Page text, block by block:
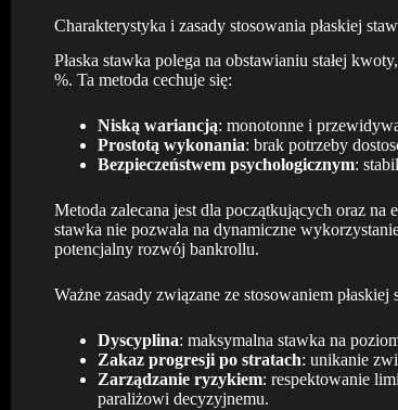
Charakterystyka i zasady stosowania płaskiej
Płaska stawka polega na obstawianiu stałej
%. Ta metoda cechuje się:
Niską wariancją: monotonne i
Prostotą wykonania: brak potrzeby
Bezpieczeństwem psychologicznym:
Metoda zalecana jest dla początkujących oraz
stawka nie pozwala na dynamiczne
potencjalny rozwój bankrollu.
Ważne zasady związane ze stosowaniem płaskiej
Dyscyplina: maksymalna stawka na
Zakaz progresji po stratach: unikanie
Zarządzanie ryzykiem: respektowanie
paraliżowi decyzyjnemu.